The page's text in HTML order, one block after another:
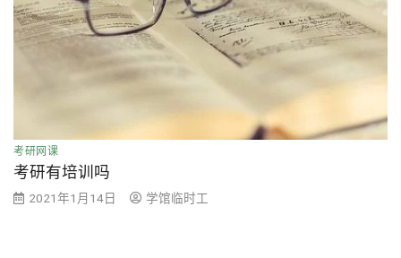
考研网课
考研有培训吗
2021年1月14日 学馆临时工